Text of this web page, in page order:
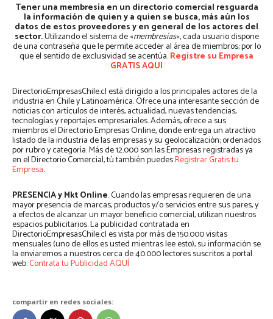
Tener una membresía en un directorio comercial resguarda
la información de quien y a quien se busca, más aún los
datos de estos proveedores y en general de los actores del
sector.Utilizando el sistema de «membresías«, cada usuario dispone
de una contraseña que le permite acceder al área de miembros; por lo
que el sentido de exclusividad se acentúa.Registre su Empresa
GRATIS AQUI
DirectorioEmpresasChile.cl está dirigido a los principales actores de la
industria en Chile y Latinoamérica. Ofrece una interesante sección de
noticias con artículos de interés, actualidad, nuevas tendencias,
tecnologías y reportajes empresariales. Además, ofrece a sus
miembros el Directorio Empresas Online, donde entrega un atractivo
listado de la industria de las empresas y su geolocalización; ordenados
por rubro y categoría. Más de 12.000 son las Empresas registradas ya
en el Directorio Comercial, tú también puedesRegistrar Gratis tu
Empresa.
PRESENCIA y Mkt Online. Cuando las empresas requieren de una
mayor presencia de marcas, productos y/o servicios entre sus pares, y
a efectos de alcanzar un mayor beneficio comercial, utilizan nuestros
espacios publicitarios. La publicidad contratada en
DirectorioEmpresasChile.cl es vista por más de 150.000 visitas
mensuales (uno de ellos es usted mientras lee esto), su información se
la enviaremos a nuestros cerca de 40.000 lectores suscritos a portal
web.Contrata tu Publicidad AQUÍ
compartir en redes sociales: